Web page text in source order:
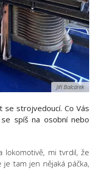
Jiří Balcárek
se strojvedoucí. Co Vás
spíš na osobní nebo
lokomotivě, mi tvrdil, že
tam jen nějaká páčka,